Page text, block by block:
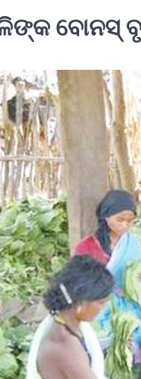
ବୋନସ୍